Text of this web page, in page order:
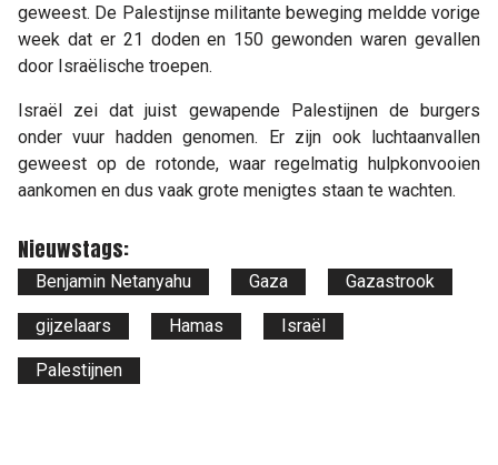
geweest. De Palestijnse militante beweging meldde vorige
week dat er 21 doden en 150 gewonden waren gevallen
door Israëlische troepen.
Israël zei dat juist gewapende Palestijnen de burgers
onder vuur hadden genomen. Er zijn ook luchtaanvallen
geweest op de rotonde, waar regelmatig hulpkonvooien
aankomen en dus vaak grote menigtes staan te wachten.
Nieuwstags:
Benjamin Netanyahu Gaza Gazastrook
gijzelaars Hamas Israël
Palestijnen